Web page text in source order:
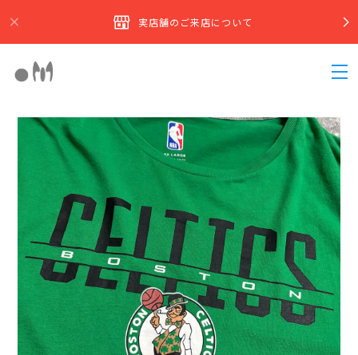
実店舗のご来店について